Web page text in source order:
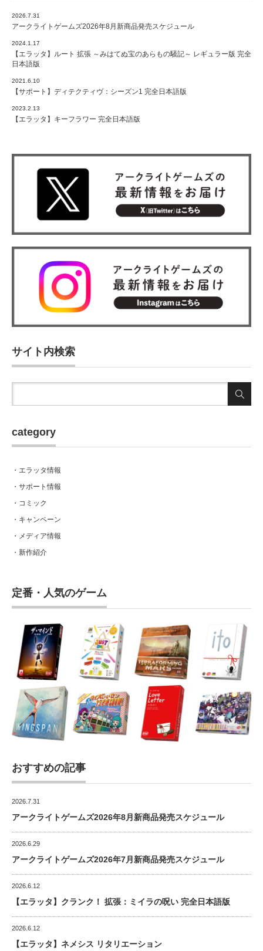
2026.7.31
アークライトゲームズ2026年8月新商品発売スケジュール
2024.1.17
【エラッタ】ルート 拡張 ～みはてぬ宝のあらもの騒記～ レギュラー版 完全
日本語版
2021.6.10
【サポート】ディテクティヴ：シーズン1 完全日本語版
2023.2.13
【エラッタ】キーフラワー 完全日本語版
サイト内検索
category
・エラッタ情報
・サポート情報
・コミック
・キャンペーン
・メディア情報
・新作紹介
定番・人気のゲーム
おすすめの記事
2026.7.31
アークライトゲームズ2026年8月新商品発売スケジュール
2026.6.29
アークライトゲームズ2026年7月新商品発売スケジュール
2026.6.12
【エラッタ】クランク！ 拡張：ミイラの呪い 完全日本語版
2026.6.12
【エラッタ】ネメシス リタリエーション